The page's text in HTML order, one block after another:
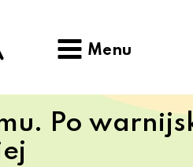
Menu
Po